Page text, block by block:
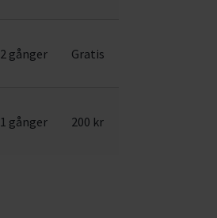
2 gånger Gratis
1 gånger 200 kr